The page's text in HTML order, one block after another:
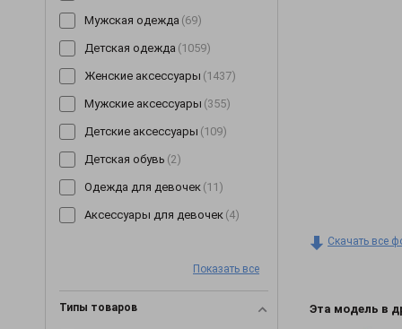
Мужская одежда (69)
Детская одежда (1059)
Женские аксессуары (1437)
Мужские аксессуары (355)
Детские аксессуары (109)
Детская обувь (2)
Одежда для девочек (11)
Аксессуары для девочек (4)
Показать все
Типы товаров
Скачать все
Эта модель в